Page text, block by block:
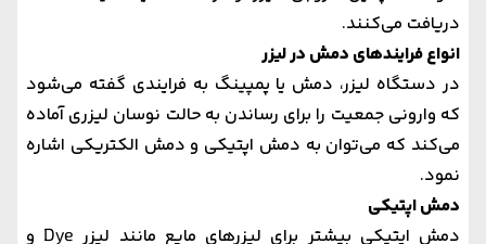
دریافت می‌کنند.
انواع فرایندهای دمش در لیزر
در دستگاه لیزر، دمش یا پمپینگ به فرایندی گفته می‌شود
که وارونی جمعیت را برای رساندن به حالت نوسان لیزری آماده
می‌کند که می‌توان به دمش اپتیکی و دمش الکتریکی اشاره
نمود.
دمش اپتیکی
دمش اپتیکی بیشتر برای لیزر‌های مایع مانند لیزر Dye و